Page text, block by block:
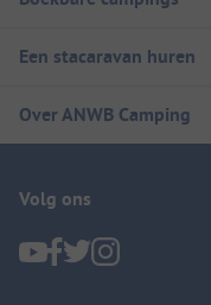
Een stacaravan huren
Over ANWB Camping
Volg ons